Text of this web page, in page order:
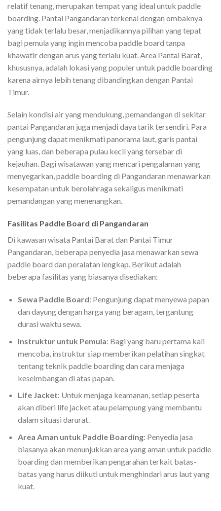
relatif tenang, merupakan tempat yang ideal untuk paddle
boarding. Pantai Pangandaran terkenal dengan ombaknya
yang tidak terlalu besar, menjadikannya pilihan yang tepat
bagi pemula yang ingin mencoba paddle board tanpa
khawatir dengan arus yang terlalu kuat. Area Pantai Barat,
khususnya, adalah lokasi yang populer untuk paddle boarding
karena airnya lebih tenang dibandingkan dengan Pantai
Timur.
Selain kondisi air yang mendukung, pemandangan di sekitar
pantai Pangandaran juga menjadi daya tarik tersendiri. Para
pengunjung dapat menikmati panorama laut, garis pantai
yang luas, dan beberapa pulau kecil yang tersebar di
kejauhan. Bagi wisatawan yang mencari pengalaman yang
menyegarkan, paddle boarding di Pangandaran menawarkan
kesempatan untuk berolahraga sekaligus menikmati
pemandangan yang menenangkan.
Fasilitas Paddle Board di Pangandaran
Di kawasan wisata Pantai Barat dan Pantai Timur
Pangandaran, beberapa penyedia jasa menawarkan sewa
paddle board dan peralatan lengkap. Berikut adalah
beberapa fasilitas yang biasanya disediakan:
Sewa Paddle Board: Pengunjung dapat menyewa papan
dan dayung dengan harga yang beragam, tergantung
durasi waktu sewa.
Instruktur untuk Pemula: Bagi yang baru pertama kali
mencoba, instruktur siap memberikan pelatihan singkat
tentang teknik paddle boarding dan cara menjaga
keseimbangan di atas papan.
Life Jacket: Untuk menjaga keamanan, setiap peserta
akan diberi life jacket atau pelampung yang membantu
dalam situasi darurat.
Area Aman untuk Paddle Boarding: Penyedia jasa
biasanya akan menunjukkan area yang aman untuk paddle
boarding dan memberikan pengarahan terkait batas-
batas yang harus diikuti untuk menghindari arus laut yang
kuat.